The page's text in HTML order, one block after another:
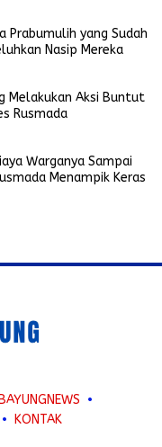
Prabumulih yang Sudah
Nasip Mereka
Melakukan Aksi Buntut
Rusmada
Warganya Sampai
Menampik Keras
KONTAK